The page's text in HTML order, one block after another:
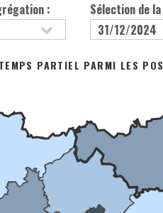
: Sélection de
PARTIEL PARMI LES